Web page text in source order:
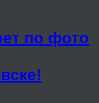
по фото